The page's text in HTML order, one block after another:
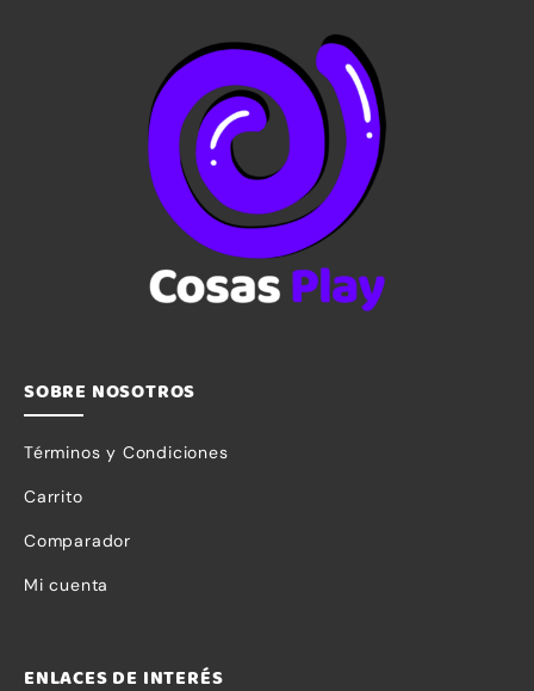
SOBRE NOSOTROS
Términos y Condiciones
Carrito
Comparador
Mi cuenta
ENLACES DE INTERÉS